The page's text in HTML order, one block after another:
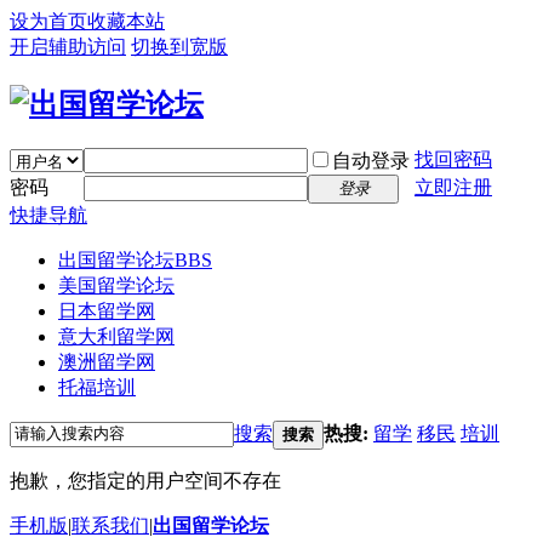
设为首页收藏本站
开启辅助访问 切换到宽版
自动登录 找回密码
密码
登录
立即注册
快捷导航
出国留学论坛BBS
美国留学论坛
日本留学网
意大利留学网
澳洲留学网
托福培训
搜索 搜索 热搜: 留学 移民 培训
抱歉，您指定的用户空间不存在
手机版|联系我们|出国留学论坛